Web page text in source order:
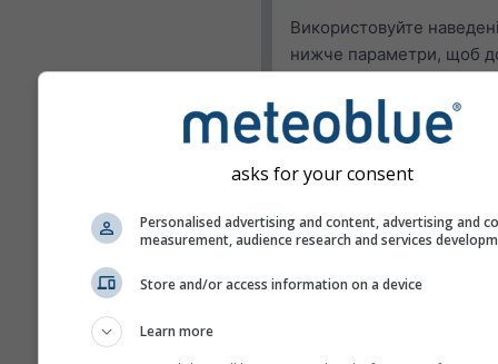
Використовуйте
нижче параметри, щоб
параметри у віджеті.
Температура (мін.)
Швидкість вітру
asks for your consent
Personalised advertising and content, advertising and
measurement, audience research and services
Store and/or access information on a device
Learn more